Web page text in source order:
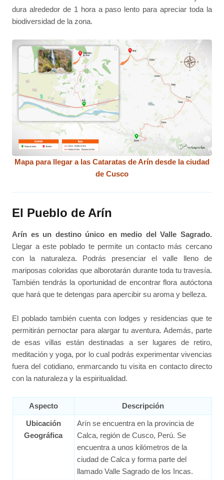
dura alrededor de 1 hora a paso lento para apreciar toda la
biodiversidad de la zona.
Mapa para llegar a las Cataratas de Arín desde la ciudad
de Cusco
El Pueblo de Arín
Arín es un destino único en medio del Valle Sagrado.
Llegar a este poblado te permite un contacto más cercano
con la naturaleza. Podrás presenciar el valle lleno de
mariposas coloridas que alborotarán durante toda tu travesía.
También tendrás la oportunidad de encontrar flora autóctona
que hará que te detengas para apercibir su aroma y belleza.
El poblado también cuenta con lodges y residencias que te
permitirán pernoctar para alargar tu aventura. Además, parte
de esas villas están destinadas a ser lugares de retiro,
meditación y yoga, por lo cual podrás experimentar vivencias
fuera del cotidiano, enmarcando tu visita en contacto directo
con la naturaleza y la espiritualidad.
Aspecto Descripción
Ubicación
Geográfica
Arín se encuentra en la provincia de
Calca, región de Cusco, Perú. Se
encuentra a unos kilómetros de la
ciudad de Calca y forma parte del
llamado Valle Sagrado de los Incas.